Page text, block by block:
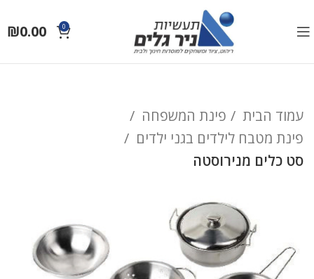
0
₪0.00
עמוד הבית
פינת המשפחה
פינת מטבח לילדים בגני ילדים
סט כלים מנירוסטה